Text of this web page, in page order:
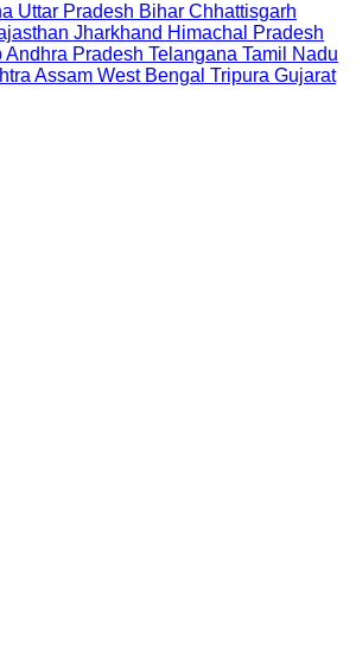
Uttar Pradesh Bihar Chhattisgarh
Jharkhand Himachal Pradesh
Andhra Pradesh Telangana Tamil Nadu
Assam West Bengal Tripura Gujarat